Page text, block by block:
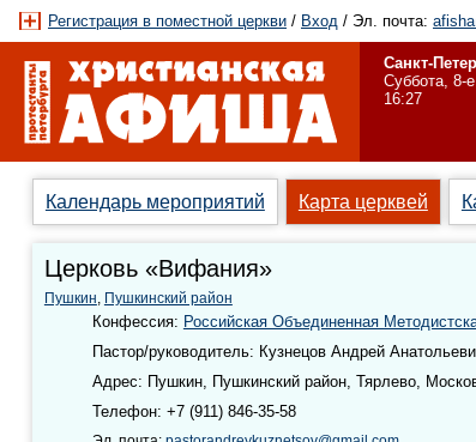
Регистрация в поместной церкви / Вход / Эл. почта:
Санкт-
Суббота, 8-
16:27
Календарь мероприятий Карта церквей
Церковь «Вифания»
Пушкин, Пушкинский район
Конфессия: Российская Объединенная
Пастор/руководитель: Кузнецов Андрей
Адрес: Пушкин, Пушкинский район, Тярлево,
Телефон: +7 (911) 846-35-58